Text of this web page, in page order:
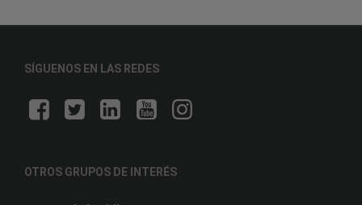
SÍGUENOS EN LAS REDES
OTROS GRUPOS DE INTERÉS